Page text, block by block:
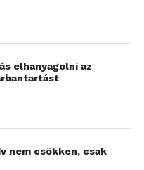
elhanyagolni az
nem csökken, csak